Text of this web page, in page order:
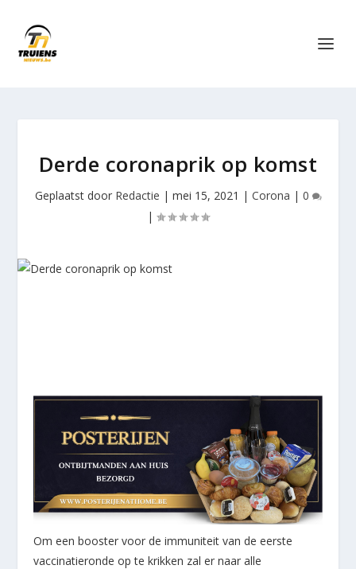
Derde coronaprik op komst
Geplaatst door Redactie | mei 15, 2021 | Corona | 0
|
Om een booster voor de immuniteit van de eerste
vaccinatieronde op te krikken zal er naar alle